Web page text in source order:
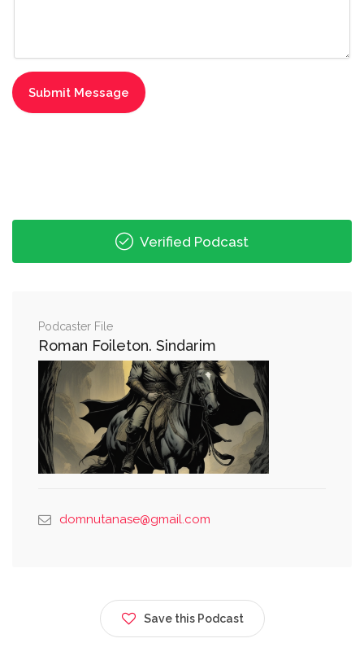
Verified Podcast
Podcaster File
Roman Foileton. Sindarim
domnutanase@gmail.com
Save this Podcast